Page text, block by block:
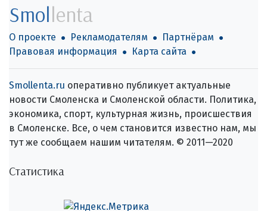
Smollenta
О проекте Рекламодателям
Партнёрам
Правовая информация
Карта сайта
Smollenta.ru оперативно публикует актуальные
новости Смоленска и Смоленской области. Политика,
экономика, спорт, культурная жизнь, происшествия
в Смоленске. Все, о чем становится известно нам, мы
тут же сообщаем нашим читателям. © 2011—2020
Статистика